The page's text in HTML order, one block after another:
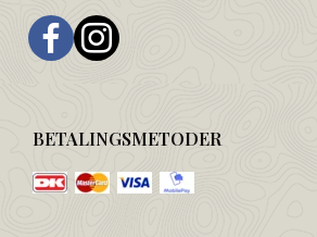
BETALINGSMETODER